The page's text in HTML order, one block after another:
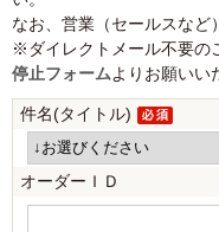
なお、営業（セールスなど
※ダイレクトメール不要の
停止フォームよりお願いい
件名(タイトル)
オーダーＩＤ